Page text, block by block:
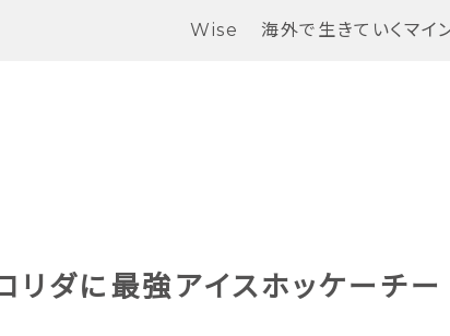
Wise 海外で生きていくマイ
リダに最強アイスホッケーチー